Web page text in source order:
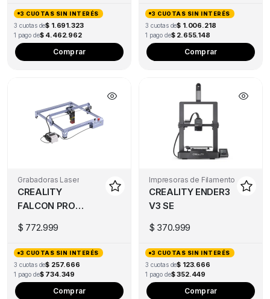
3 CUOTAS SIN INTERÉS
3 cuotas de$ 1.691.323
1 pago de$ 4.462.962
Comprar
3 CUOTAS SIN INTERÉS
3 cuotas de$ 1.006.218
1 pago de$ 2.655.148
Comprar
Grabadoras Laser
CREALITY
FALCON PRO
$ 772.999
3 CUOTAS SIN INTERÉS
3 cuotas de$ 257.666
1 pago de$ 734.349
Comprar
Impresoras de Filamento
CREALITY ENDER3
V3 SE
$ 370.999
3 CUOTAS SIN INTERÉS
3 cuotas de$ 123.666
1 pago de$ 352.449
Comprar